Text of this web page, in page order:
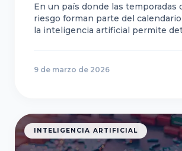
En un país donde las temporadas
riesgo forman parte del
la inteligencia artificial permite
9 de marzo de 2026
INTELIGENCIA ARTIFICIAL